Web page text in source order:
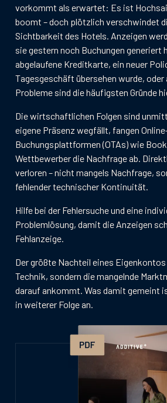
vorkommt als erwartet: Es ist
boomt – doch plötzlich verschwindet
Sichtbarkeit des Hotels. Anzeigen
sie gestern noch Buchungen generiert
abgelaufene Kreditkarte, ein neuer
Tagesgeschäft übersehen wurde,
Probleme sind die häufigsten Gründe
Die wirtschaftlichen Folgen sind
eigene Präsenz wegfällt, fangen
Buchungsplattformen (OTAs) wie
Wettbewerber die Nachfrage ab.
verloren – nicht mangels Nachfrage,
fehlender technischer Kontinuität.
Hilfe bei der Fehlersuche und eine
Problemlösung, damit die Anzeigen
Fehlanzeige.
Der größte Nachteil eines
Technik, sondern die mangelnde
darauf ankommt. Was damit gemeint
in weiterer Folge an.